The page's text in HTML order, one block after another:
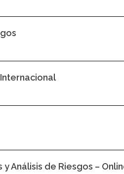
Análisis de Riesgos –